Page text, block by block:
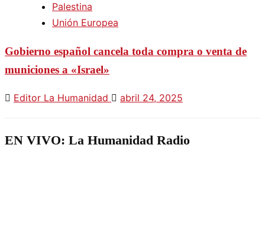
Palestina
Unión Europea
Gobierno español cancela toda compra o venta de
municiones a «Israel»
Editor La Humanidad abril 24, 2025
EN VIVO: La Humanidad Radio